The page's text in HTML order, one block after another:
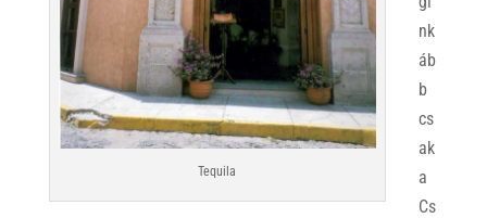
Tequila
nk
áb
b
cs
ak
a
Cs